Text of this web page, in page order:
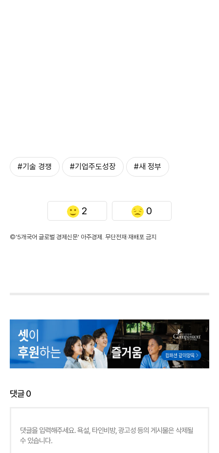
#기술 경쟁 #기업주도성장 #새 정부
2 0
©'5개국어 글로벌 경제신문' 아주경제. 무단전재·재배포 금지
댓글0